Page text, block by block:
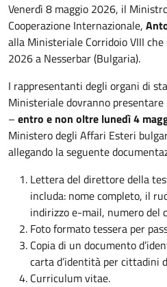
Venerdì 8 maggio 2026, il
Cooperazione Internazionale,
alla Ministeriale Corridoio VIII
2026 a Nesserbar (Bulgaria).
I rappresentanti degli organi di
Ministeriale dovranno
– entro e non oltre lunedì 4
Ministero degli Affari Esteri
allegando la seguente
Lettera del direttore della
includa: nome completo, il
indirizzo e-mail, numero del
Foto formato tessera per
Copia di un documento
carta d’identità per cittadini
Curriculum vitae.